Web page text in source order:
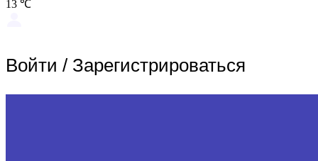
13 ℃
Войти / Зарегистрироваться